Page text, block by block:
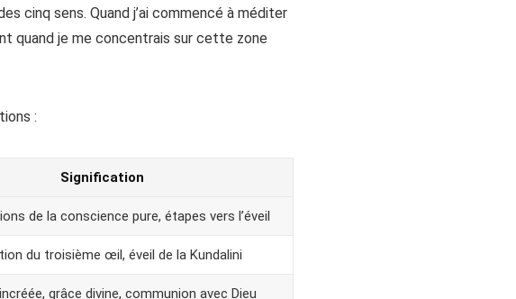
cinq sens. Quand j’ai commencé à méditer
quand je me concentrais sur cette zone
:
Signification
de la conscience pure, étapes vers l’éveil
du troisième œil, éveil de la Kundalini
grâce divine, communion avec Dieu